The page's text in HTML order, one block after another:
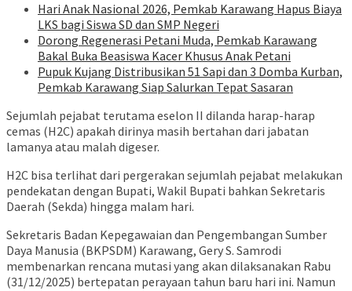
Hari Anak Nasional 2026, Pemkab Karawang Hapus Biaya
LKS bagi Siswa SD dan SMP Negeri
Dorong Regenerasi Petani Muda, Pemkab Karawang
Bakal Buka Beasiswa Kacer Khusus Anak Petani
Pupuk Kujang Distribusikan 51 Sapi dan 3 Domba Kurban,
Pemkab Karawang Siap Salurkan Tepat Sasaran
Sejumlah pejabat terutama eselon II dilanda harap-harap
cemas (H2C) apakah dirinya masih bertahan dari jabatan
lamanya atau malah digeser.
H2C bisa terlihat dari pergerakan sejumlah pejabat melakukan
pendekatan dengan Bupati, Wakil Bupati bahkan Sekretaris
Daerah (Sekda) hingga malam hari.
Sekretaris Badan Kepegawaian dan Pengembangan Sumber
Daya Manusia (BKPSDM) Karawang, Gery S. Samrodi
membenarkan rencana mutasi yang akan dilaksanakan Rabu
(31/12/2025) bertepatan perayaan tahun baru hari ini. Namun